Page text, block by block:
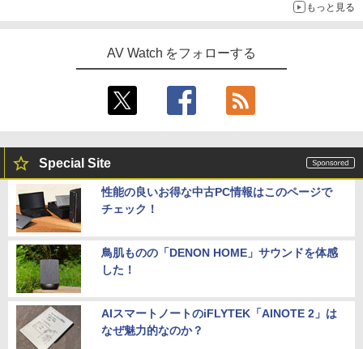
もっと見る
AV Watch をフォローする
Special Site
性能の良いお得な中古PC情報はこのページで
チェック！
鳥肌ものの「DENON HOME」サウンドを体感
した！
AIスマートノートのiFLYTEK「AINOTE 2」は
なぜ魅力的なのか？